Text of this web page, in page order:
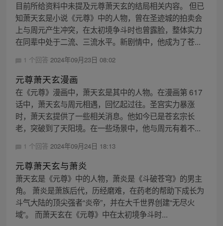
目前所给资料中未提及元尊萧天玄的结局相关内容。 但已
知萧天玄是小说《元尊》中的人物，曾在圣迹城的拍卖会
上与周元产生冲突，在太初境争斗时也曾露脸，整体实力
在同辈中处于二流、三流水平。新剧情中，他成为了苍...
1 个回答 2024年09月23日 08:02
元尊萧天玄漫画
在《元尊》漫画中，萧天玄是其中的人物。在漫画第 617
话中，萧天玄与周元相遇，回忆起过往。圣宫实力暴涨
时，萧天玄提供了一些相关消息。他如今已是苍玄宗长
老，突破到了天阳境。在一些场景中，他与周元有着不...
1 个回答 2024年09月24日 18:13
元尊萧天玄与萧炎
萧天玄是《元尊》中的人物，萧炎是《斗破苍穹》的男主
角。 萧炎是萧族后代，历经磨难，在药老的帮助下成长为
斗气大陆的顶尖强者“炎帝”，并在大千世界创建“无尽火
域”。 而萧天玄在《元尊》中在太初境争斗时...